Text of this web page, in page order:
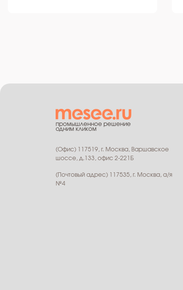
промышленное решение
одним кликом
(Офис) 117519, г. Москва, Варшавское
шоссе, д.133, офис 2-221Б
(Почтовый адрес) 117535, г. Москва, а/я
№4